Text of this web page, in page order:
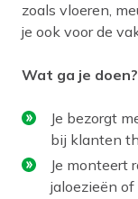
zoals vloeren,
je ook voor de
Wat ga je doen?
Je bezorgt
bij klanten
Je monteert
jaloezieën